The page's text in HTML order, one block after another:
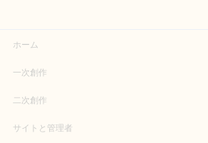
ホーム
一次創作
二次創作
サイトと管理者